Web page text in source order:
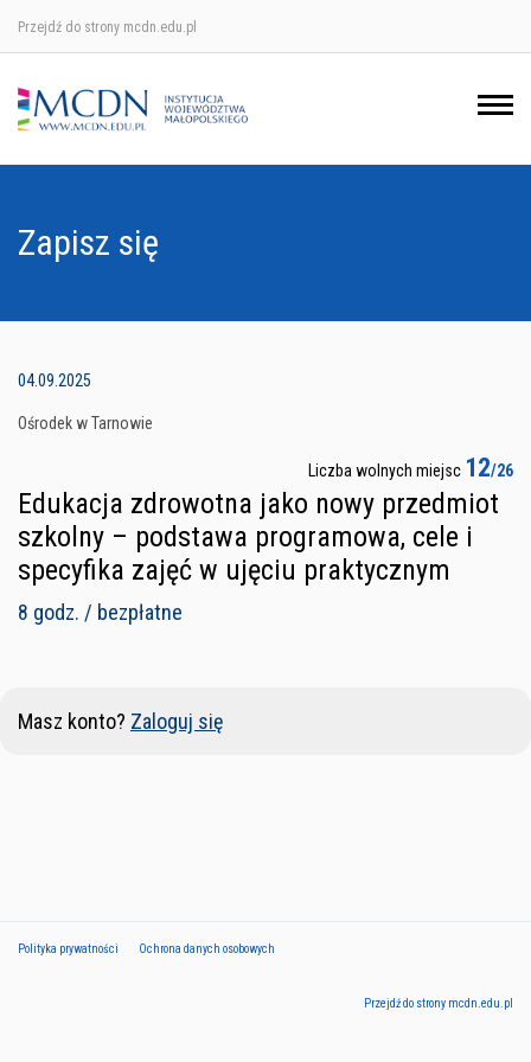
Przejdź do strony mcdn.edu.pl
Zapisz się
04.09.2025
Ośrodek w Tarnowie
Liczba wolnych miejsc 12/26
Edukacja zdrowotna jako nowy przedmiot
szkolny – podstawa programowa, cele i
specyfika zajęć w ujęciu praktycznym
8 godz. / bezpłatne
Masz konto? Zaloguj się
Polityka prywatności Ochrona danych osobowych
Przejdź do strony mcdn.edu.pl
Ośrodek w Krakowie
Ośrodek w Nowym Sączu
Ośrodek w Tarnowie